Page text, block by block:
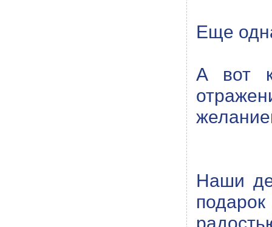
Еще
А вот
Наши